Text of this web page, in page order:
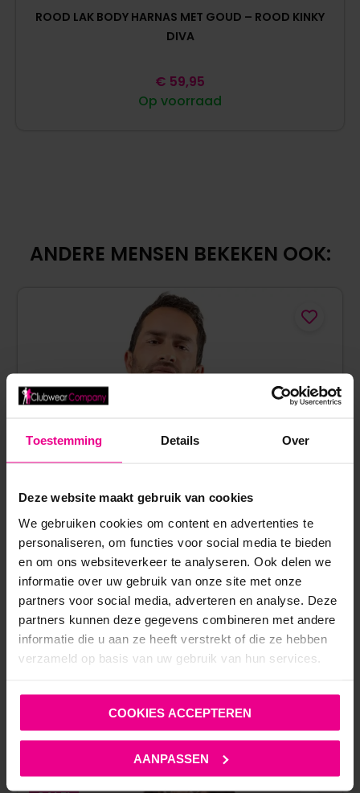
Toestemming Details Over
Deze website maakt gebruik van cookies
We gebruiken cookies om content en advertenties te
personaliseren, om functies voor social media te bieden
en om ons websiteverkeer te analyseren. Ook delen we
informatie over uw gebruik van onze site met onze
partners voor social media, adverteren en analyse. Deze
partners kunnen deze gegevens combineren met andere
informatie die u aan ze heeft verstrekt of die ze hebben
verzameld op basis van uw gebruik van hun services.
COOKIES ACCEPTEREN
AANPASSEN
ROOD LAK BODY HARNAS MET GOUD – ROOD KINKY
DIVA
Op voorraad
€ 59,95
ANDERE MENSEN BEKEKEN OOK:
KUNSTLEREN BORST HARNAS ROOD VERSTELBAAR –
SVENJOYMENT
Op voorraad
€ 44,95